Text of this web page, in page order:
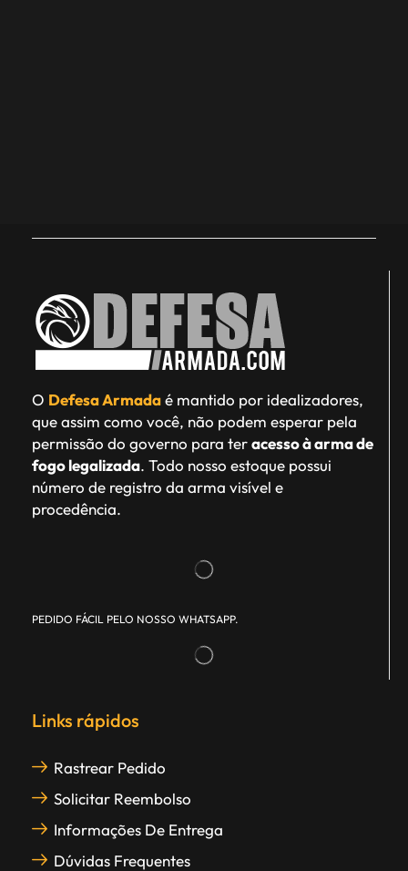
O Defesa Armadaé mantido por idealizadores,
que assim como você, não podem esperar pela
permissão do governo para teracesso à arma de
fogo legalizada. Todo nosso estoque possui
número de registro da arma visível e
procedência.
PEDIDO FÁCIL PELO NOSSO WHATSAPP.
Links rápidos
Rastrear Pedido
Solicitar Reembolso
Informações De Entrega
Dúvidas Frequentes